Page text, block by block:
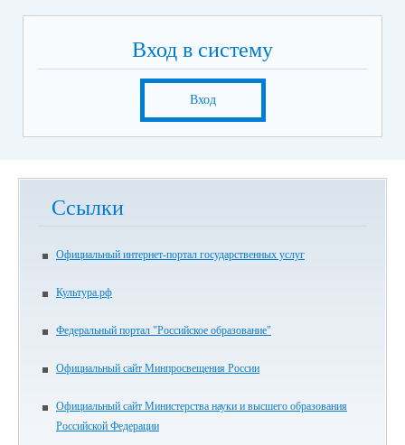
Вход в систему
Вход
Ссылки
Официальный интернет-портал государственных услуг
Культура.рф
Федеральный портал "Российское образование"
Официальный сайт Минпросвещения России
Официальный сайт Министерства науки и высшего образования
Российской Федерации